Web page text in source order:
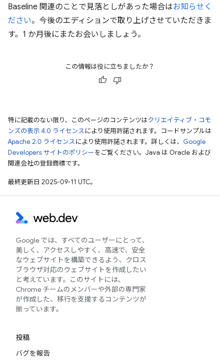
Baseline 関連のことで見落としがあった場合はお知らせく
ださい。今後のエディションで取り上げさせていただきま
す。1 か月後にまたお会いしましょう。
この情報は役に立ちましたか？
特に記載のない限り、このページのコンテンツはクリエイティブ・コモ
ンズの表示 4.0 ライセンスにより使用許諾されます。コードサンプルは
Apache 2.0 ライセンスにより使用許諾されます。詳しくは、 Google
Developers サイトのポリシーをご覧ください。Java は Oracle および
関連会社の登録商標です。
最終更新日 2025-09-11 UTC。
Google では、すべてのユーザーにとって、
美しく、アクセスしやすく、高速で、安全
なウェブサイトを構築できるよう、クロス
ブラウザ対応のウェブサイトを作成したい
と考えています。このサイトには、
Chrome チームのメンバーや外部の専門家
が作成した、移行を支援するコンテンツが
揃っています。
投稿
バグを報告